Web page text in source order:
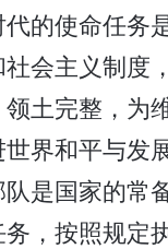
的使命任务
会主义制度
土完整，为
界和平与发
是国家的常
，按照规定